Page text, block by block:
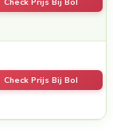
Check Prijs Bij Bol